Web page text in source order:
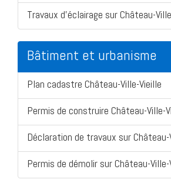
Travaux d'éclairage sur Château-
Bâtiment et urbanisme
Plan cadastre Château-Ville-Vieille
Permis de construire Château-Ville-
Déclaration de travaux sur Château-
Permis de démolir sur Château-Ville-